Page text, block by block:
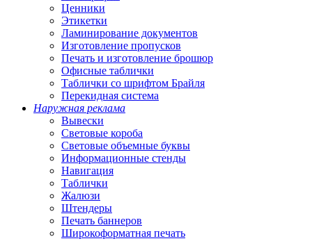
Ценники
Этикетки
Ламинирование документов
Изготовление пропусков
Печать и изготовление брошюр
Офисные таблички
Таблички со шрифтом Брайля
Перекидная система
Наружная реклама
Вывески
Световые короба
Световые объемные буквы
Информационные стенды
Навигация
Таблички
Жалюзи
Штендеры
Печать баннеров
Широкоформатная печать